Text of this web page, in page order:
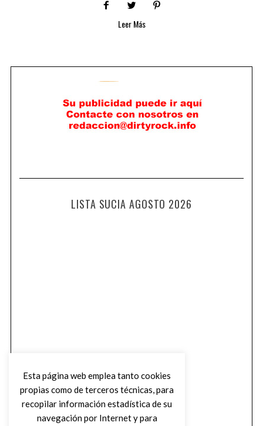
Leer Más
LISTA SUCIA AGOSTO 2026
Esta página web emplea tanto cookies
propias como de terceros técnicas, para
recopilar información estadística de su
navegación por Internet y para